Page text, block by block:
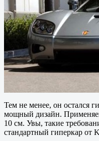
Тем не менее, он остался
мощный дизайн.
10 см. Увы, такие
стандартный гиперкар от